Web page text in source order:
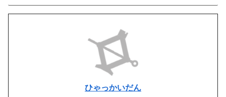
ひゃっかいだん